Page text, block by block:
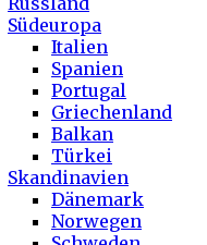
Südeuropa
Italien
Spanien
Portugal
Griechenland
Balkan
Türkei
Skandinavien
Dänemark
Norwegen